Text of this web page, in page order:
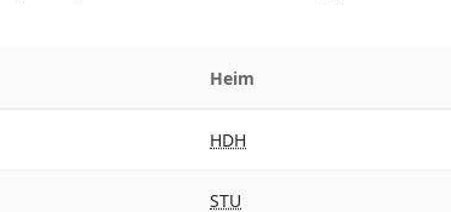
Heim
HDH
STU